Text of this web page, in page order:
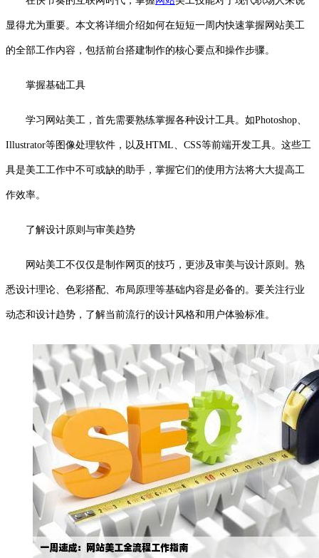
显得尤为重要。本文将详细介绍如何在短短一周内快速掌握网站美工
的全部工作内容，包括前台搭建制作的核心要点和操作步骤。
掌握基础工具
学习网站美工，首先需要熟练掌握各种设计工具。如Photoshop、
Illustrator等图像处理软件，以及HTML、CSS等前端开发工具。这些工
具是美工工作中不可或缺的助手，掌握它们的使用方法将大大提高工
作效率。
了解设计原则与审美趋势
网站美工不仅仅是制作网页的技巧，更涉及审美与设计原则。熟
悉设计理论、色彩搭配、布局原理等基础内容是必备的。要关注行业
动态和设计趋势，了解当前流行的设计风格和用户体验标准。